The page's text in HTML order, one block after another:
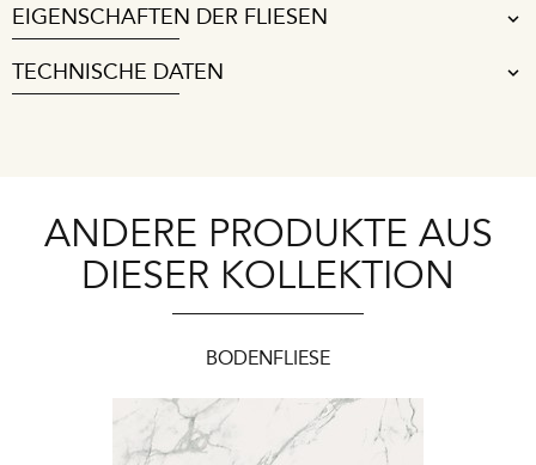
EIGENSCHAFTEN DER FLIESEN
TECHNISCHE DATEN
ANDERE PRODUKTE AUS
DIESER KOLLEKTION
BODENFLIESE